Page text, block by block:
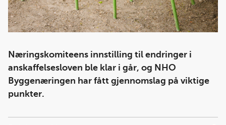
Næringskomiteens innstilling til endringer i
anskaffelsesloven ble klar i går, og NHO
Byggenæringen har fått gjennomslag på viktige
punkter.